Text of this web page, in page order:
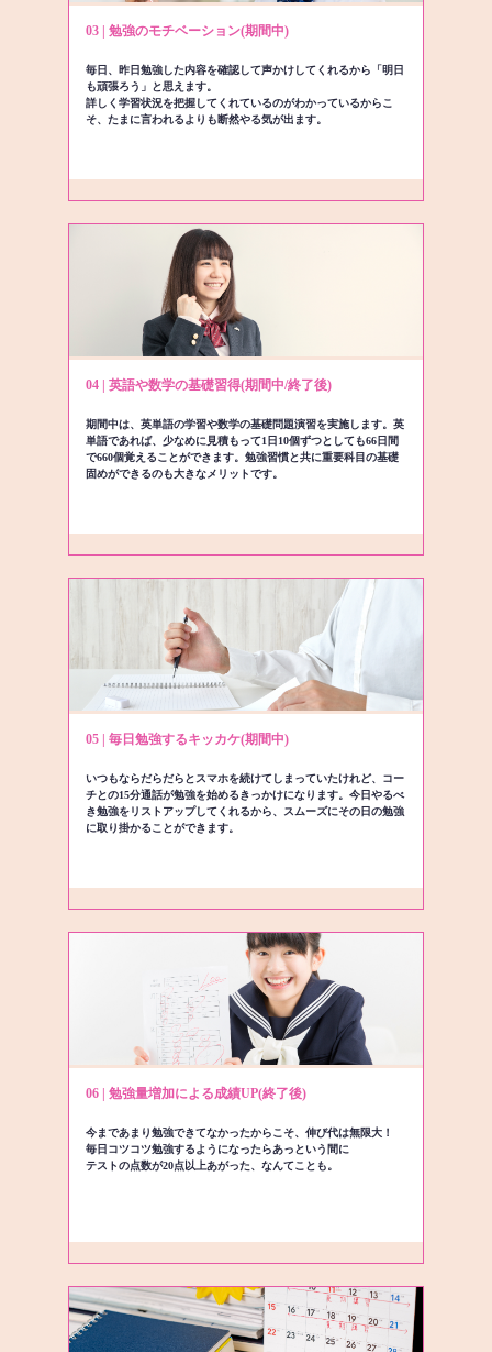
03 | 勉強のモチベーション(期間中)
毎日、昨日勉強した内容を確認して声かけしてくれるから「明日
も頑張ろう」と思えます。
詳しく学習状況を把握してくれているのがわかっているからこ
そ、たまに言われるよりも断然やる気が出ます。
04 | 英語や数学の基礎習得(期間中/終了後)
期間中は、英単語の学習や数学の基礎問題演習を実施します。英
単語であれば、少なめに見積もって1日10個ずつとしても66日間
で660個覚えることができます。勉強習慣と共に重要科目の基礎
固めができるのも大きなメリットです。
05 | 毎日勉強するキッカケ(期間中)
いつもならだらだらとスマホを続けてしまっていたけれど、コー
チとの15分通話が勉強を始めるきっかけになります。今日やるべ
き勉強をリストアップしてくれるから、スムーズにその日の勉強
に取り掛かることができます。
06 | 勉強量増加による成績UP(終了後)
今まであまり勉強できてなかったからこそ、伸び代は無限大！
毎日コツコツ勉強するようになったらあっという間に
テストの点数が20点以上あがった、なんてことも。